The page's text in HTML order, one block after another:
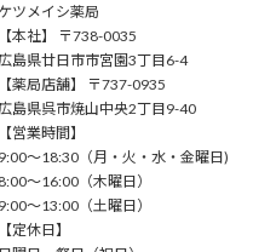
ケツメイシ薬局
【本社】 〒738-0035
広島県廿日市市宮園3丁目6-4
【薬局店舗】 〒737-0935
広島県呉市焼山中央2丁目9-40
【営業時間】
9:00〜18:30（⽉・⽕・⽔・⾦曜⽇)
8:00〜16:00（⽊曜⽇）
9:00〜13:00（⼟曜⽇）
【定休日】